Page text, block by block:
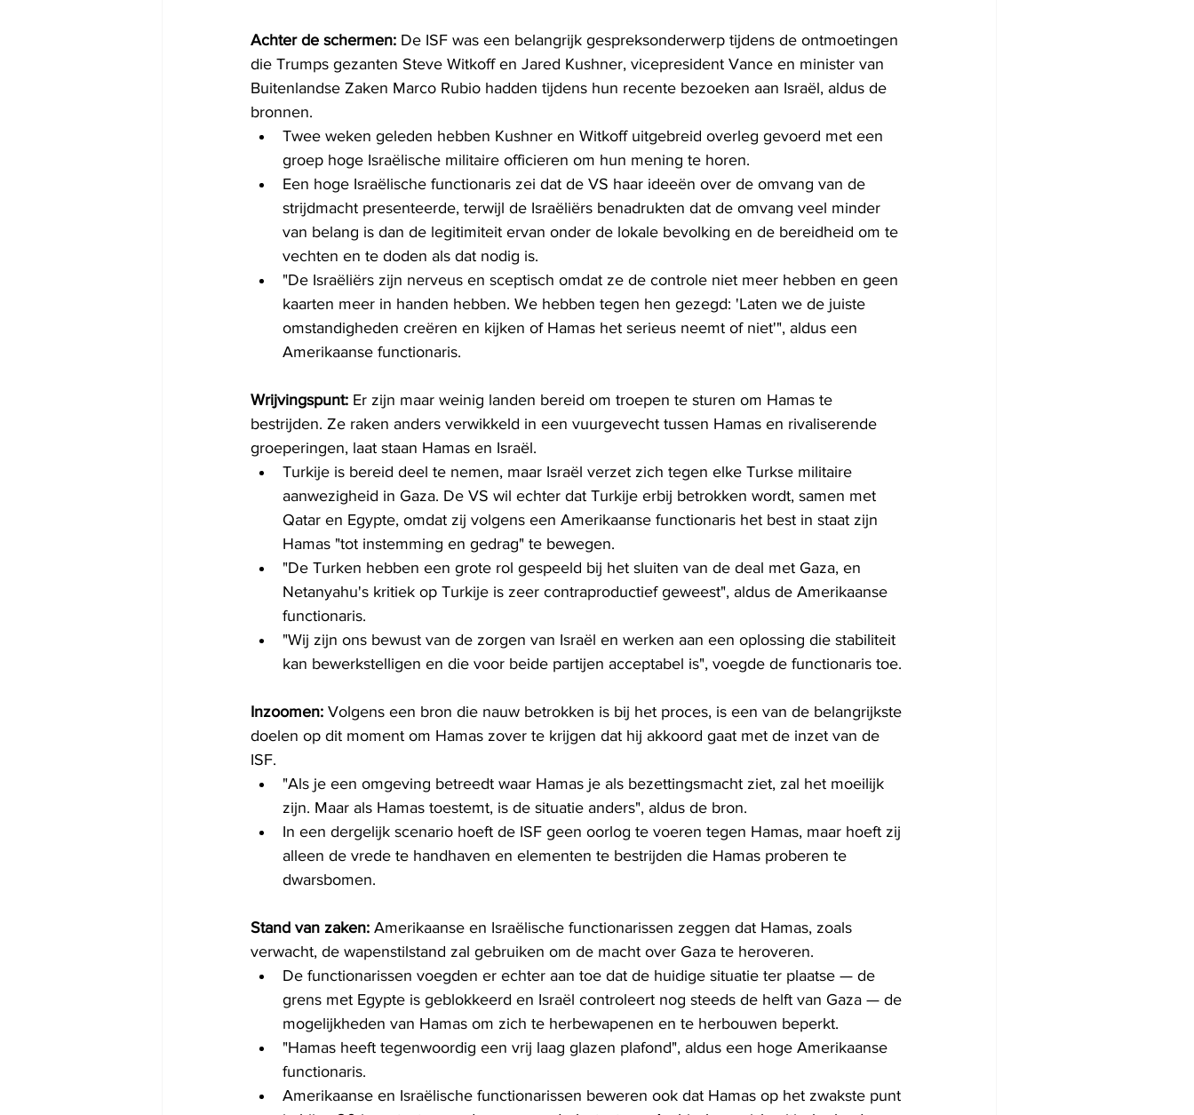
Achter de schermen: De ISF was een belangrijk gespreksonderwerp tijdens de ontmoetingen
die Trumps gezanten Steve Witkoff en Jared Kushner, vicepresident Vance en minister van
Buitenlandse Zaken Marco Rubio hadden tijdens hun recente bezoeken aan Israël, aldus de
bronnen.
Twee weken geleden hebben Kushner en Witkoff uitgebreid overleg gevoerd met een
groep hoge Israëlische militaire officieren om hun mening te horen.
Een hoge Israëlische functionaris zei dat de VS haar ideeën over de omvang van de
strijdmacht presenteerde, terwijl de Israëliërs benadrukten dat de omvang veel minder
van belang is dan de legitimiteit ervan onder de lokale bevolking en de bereidheid om te
vechten en te doden als dat nodig is.
"De Israëliërs zijn nerveus en sceptisch omdat ze de controle niet meer hebben en geen
kaarten meer in handen hebben. We hebben tegen hen gezegd: 'Laten we de juiste
omstandigheden creëren en kijken of Hamas het serieus neemt of niet'", aldus een
Amerikaanse functionaris.
Wrijvingspunt: Er zijn maar weinig landen bereid om troepen te sturen om Hamas te
bestrijden. Ze raken anders verwikkeld in een vuurgevecht tussen Hamas en rivaliserende
groeperingen, laat staan ​​Hamas en Israël.
Turkije is bereid deel te nemen, maar Israël verzet zich tegen elke Turkse militaire
aanwezigheid in Gaza. De VS wil echter dat Turkije erbij betrokken wordt, samen met
Qatar en Egypte, omdat zij volgens een Amerikaanse functionaris het best in staat zijn
Hamas "tot instemming en gedrag" te bewegen.
"De Turken hebben een grote rol gespeeld bij het sluiten van de deal met Gaza, en
Netanyahu's kritiek op Turkije is zeer contraproductief geweest", aldus de Amerikaanse
functionaris.
"Wij zijn ons bewust van de zorgen van Israël en werken aan een oplossing die stabiliteit
kan bewerkstelligen en die voor beide partijen acceptabel is", voegde de functionaris toe.
Inzoomen: Volgens een bron die nauw betrokken is bij het proces, is een van de belangrijkste
doelen op dit moment om Hamas zover te krijgen dat hij akkoord gaat met de inzet van de
ISF.
"Als je een omgeving betreedt waar Hamas je als bezettingsmacht ziet, zal het moeilijk
zijn. Maar als Hamas toestemt, is de situatie anders", aldus de bron.
In een dergelijk scenario hoeft de ISF geen oorlog te voeren tegen Hamas, maar hoeft zij
alleen de vrede te handhaven en elementen te bestrijden die Hamas proberen te
dwarsbomen.
Stand van zaken: Amerikaanse en Israëlische functionarissen zeggen dat Hamas, zoals
verwacht, de wapenstilstand zal gebruiken om de macht over Gaza te heroveren.
De functionarissen voegden er echter aan toe dat de huidige situatie ter plaatse — de
grens met Egypte is geblokkeerd en Israël controleert nog steeds de helft van Gaza — de
mogelijkheden van Hamas om zich te herbewapenen en te herbouwen beperkt.
"Hamas heeft tegenwoordig een vrij laag glazen plafond", aldus een hoge Amerikaanse
functionaris.
Amerikaanse en Israëlische functionarissen beweren ook dat Hamas op het zwakste punt